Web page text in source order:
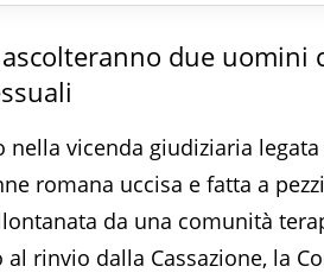
due uomini
nella vicenda giudiziaria
romana uccisa e fatta a
da una comunità
rinvio dalla Cassazione, la